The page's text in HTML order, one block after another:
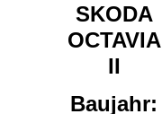
SKODA
OCTAVIA
II
Baujahr: